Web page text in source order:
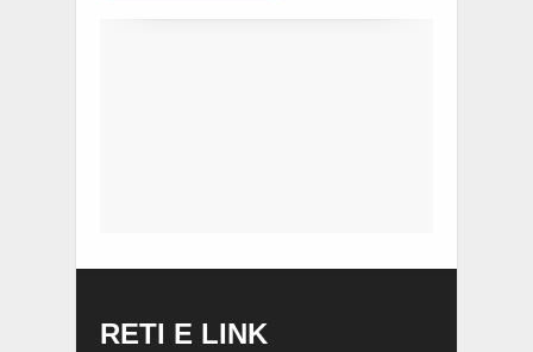
RETI E LINK